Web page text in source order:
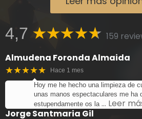
4,7
159
Almudena Foronda Almaida
★★★★★ Hace 1 mes
Hoy me he hecho una limpieza de
unas manos espectaculares me ha
estupendamente os la … Leer
Jorge Santmaria Gil